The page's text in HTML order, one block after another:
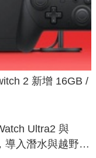
2 新增 16GB /
Ultra2 與
導入潛水與越野跑